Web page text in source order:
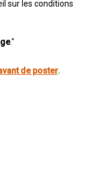
sur les conditions
."
de poster.